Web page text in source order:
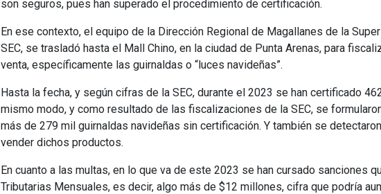
son seguros, pues han superado el procedimiento de certificación.
En ese contexto, el equipo de la Dirección Regional de Magallanes de la
SEC, se trasladó hasta el Mall Chino, en la ciudad de Punta Arenas, para
venta, específicamente las guirnaldas o “luces navideñas”.
Hasta la fecha, y según cifras de la SEC, durante el 2023 se han certificado
mismo modo, y como resultado de las fiscalizaciones de la SEC, se
más de 279 mil guirnaldas navideñas sin certificación. Y también se
vender dichos productos.
En cuanto a las multas, en lo que va de este 2023 se han cursado sanciones
Tributarias Mensuales, es decir, algo más de $12 millones, cifra que podría